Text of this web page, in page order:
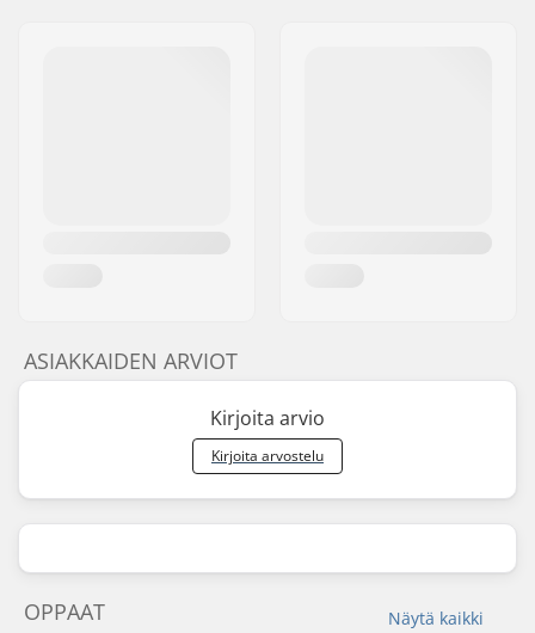
ASIAKKAIDEN ARVIOT
Kirjoita arvio
Kirjoita arvostelu
Näytä kaikki
OPPAAT